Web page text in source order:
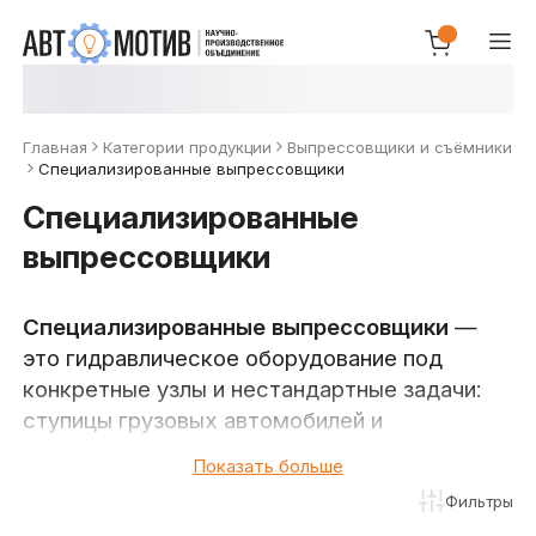
Главная Категории продукции
Выпрессовщики и съёмники
Специализированные выпрессовщики
Специализированные
выпрессовщики
Специализированные выпрессовщики —
это гидравлическое оборудование под
конкретные узлы и нестандартные задачи:
ступицы грузовых автомобилей и
рулевых тяг, а также универсальные
установки на тележке. В каталоге НПО
Показать больше
Фильтры